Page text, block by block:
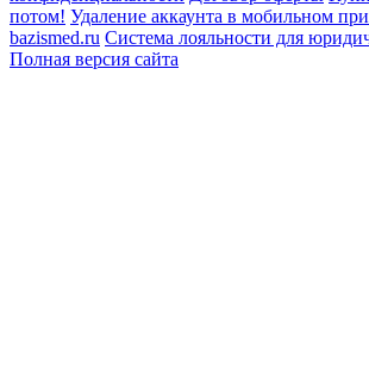
потом! Удаление аккаунта в мобильном
bazismed.ru Система лояльности для
Полная версия сайта